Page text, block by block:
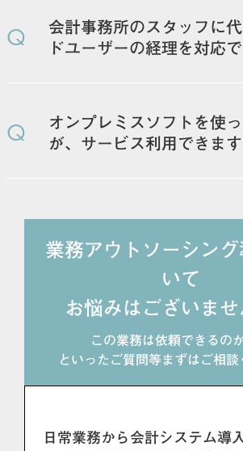
Q
会計事務所のスタッフに
ドユーザーの経理を対応
ながら月次締め対応などが可能です
Q
オンプレミスソフトを使
が、サービス利用できます
す。
業務アウトソーシン
いて
お悩みはございませ
この業務は依頼できるの
といったご質問等まずはご相談
日常業務から会計システム導